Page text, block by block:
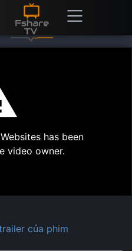
Play
has been
video owner.
của phim